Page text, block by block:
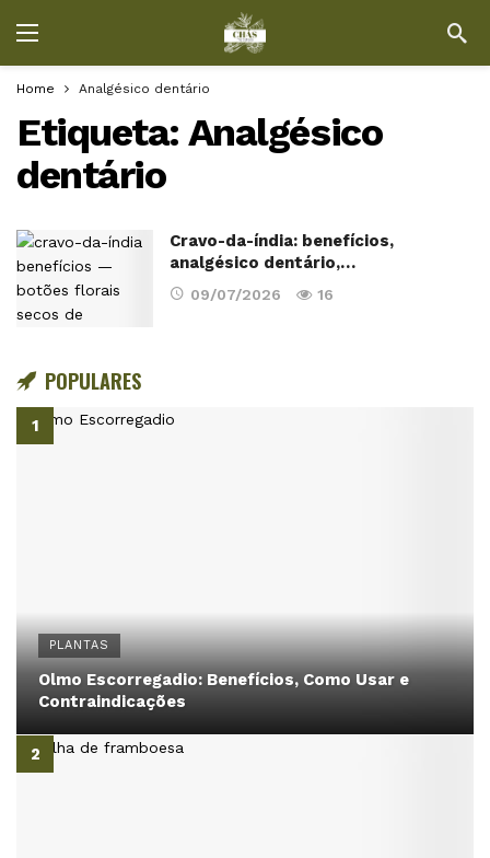
Home Analgésico dentário
Etiqueta: Analgésico
dentário
Cravo-da-índia: benefícios,
analgésico dentário,…
09/07/2026 16
POPULARES
PLANTAS
Olmo Escorregadio: Benefícios, Como Usar e
Contraindicações